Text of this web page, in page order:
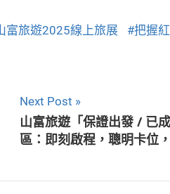
富旅遊2025線上旅展
把握
Next Post
山富旅遊「保證出發 / 已
區：即刻啟程，聰明卡位